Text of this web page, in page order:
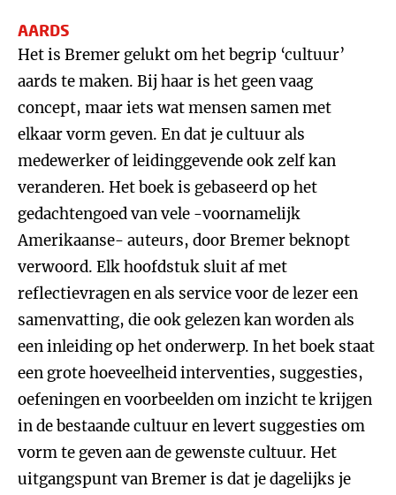
AARDS
Het is Bremer gelukt om het begrip ‘cultuur’
aards te maken. Bij haar is het geen vaag
concept, maar iets wat mensen samen met
elkaar vorm geven. En dat je cultuur als
medewerker of leidinggevende ook zelf kan
veranderen. Het boek is gebaseerd op het
gedachtengoed van vele -voornamelijk
Amerikaanse- auteurs, door Bremer beknopt
verwoord. Elk hoofdstuk sluit af met
reflectievragen en als service voor de lezer een
samenvatting, die ook gelezen kan worden als
een inleiding op het onderwerp. In het boek staat
een grote hoeveelheid interventies, suggesties,
oefeningen en voorbeelden om inzicht te krijgen
in de bestaande cultuur en levert suggesties om
vorm te geven aan de gewenste cultuur. Het
uitgangspunt van Bremer is dat je dagelijks je